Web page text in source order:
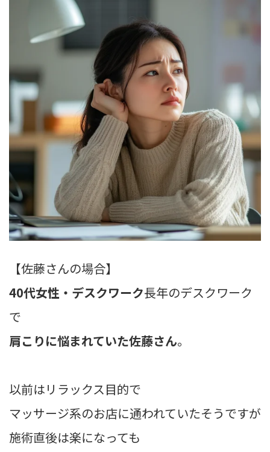
【佐藤さんの場合】
40代女性・デスクワーク長年のデスクワーク
で
肩こりに悩まれていた佐藤さん。
以前はリラックス目的で
マッサージ系のお店に通われていたそうですが
施術直後は楽になっても